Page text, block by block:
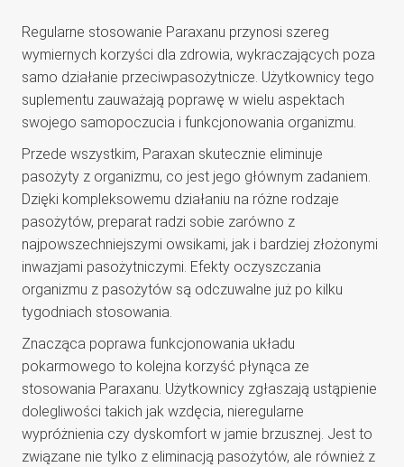
Regularne stosowanie Paraxanu przynosi szereg
wymiernych korzyści dla zdrowia, wykraczających poza
samo działanie przeciwpasożytnicze. Użytkownicy tego
suplementu zauważają poprawę w wielu aspektach
swojego samopoczucia i funkcjonowania organizmu.
Przede wszystkim, Paraxan skutecznie eliminuje
pasożyty z organizmu, co jest jego głównym zadaniem.
Dzięki kompleksowemu działaniu na różne rodzaje
pasożytów, preparat radzi sobie zarówno z
najpowszechniejszymi owsikami, jak i bardziej złożonymi
inwazjami pasożytniczymi. Efekty oczyszczania
organizmu z pasożytów są odczuwalne już po kilku
tygodniach stosowania.
Znacząca poprawa funkcjonowania układu
pokarmowego to kolejna korzyść płynąca ze
stosowania Paraxanu. Użytkownicy zgłaszają ustąpienie
dolegliwości takich jak wzdęcia, nieregularne
wypróżnienia czy dyskomfort w jamie brzusznej. Jest to
związane nie tylko z eliminacją pasożytów, ale również z